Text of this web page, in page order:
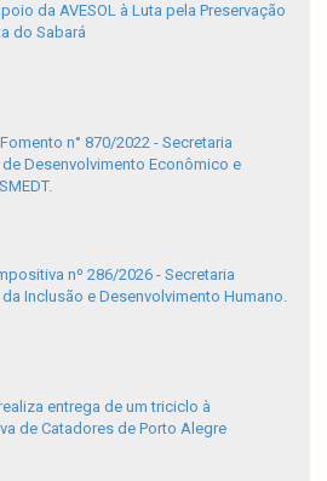
da AVESOL à Luta pela Preservação
do Sabará
n° 870/2022 - Secretaria
Desenvolvimento Econômico e
nº 286/2026 - Secretaria
Inclusão e Desenvolvimento Humano.
entrega de um triciclo à
de Catadores de Porto Alegre